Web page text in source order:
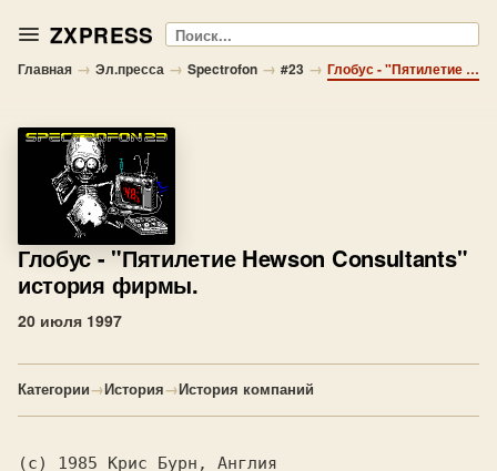
ZXPRESS Поиск
Главная → Эл.пресса → Spectrofon → #23 → Глобус - "Пятилетие Hewson Consultants" история фирмы.
Глобус - "Пятилетие Hewson Consultants"
история фирмы.
20 июля 1997
Категории→История→История компаний